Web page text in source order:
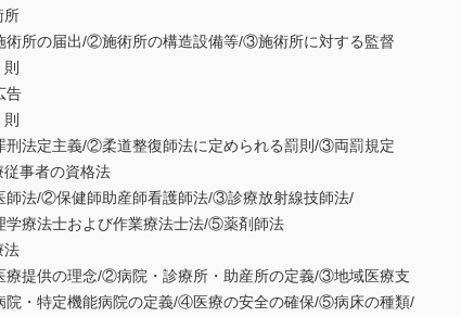
の届出/②施術所の構造設備等/③施術所に対する監督
定主義/②柔道整復師法に定められる罰則/③両罰規定
事者の資格法
/②保健師助産師看護師法/③診療放射線技師法/
法士および作業療法士法/⑤薬剤師法
供の理念/②病院・診療所・助産所の定義/③地域医療支
・特定機能病院の定義/④医療の安全の確保/⑤病床の種類/